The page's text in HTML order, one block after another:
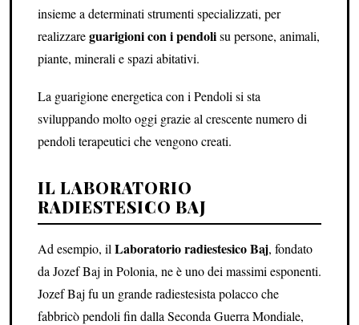
insieme a determinati strumenti specializzati, per
realizzareguarigioni con i pendolisu persone, animali,
piante, minerali e spazi abitativi.
La guarigione energetica con i Pendoli si sta
sviluppando molto oggi grazie al crescente numero di
pendoli terapeutici che vengono creati.
IL LABORATORIO
RADIESTESICO BAJ
Ad esempio, il Laboratorio radiestesico Baj, fondato
da Jozef Baj in Polonia, ne è uno dei massimi esponenti.
Jozef Baj fu un grande radiestesista polacco che
fabbricò pendoli fin dalla Seconda Guerra Mondiale,